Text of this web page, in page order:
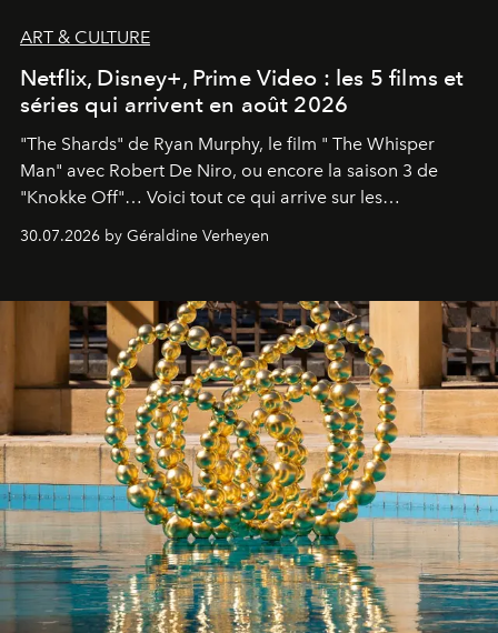
ART & CULTURE
Netflix, Disney+, Prime Video : les 5 films et
séries qui arrivent en août 2026
"The Shards" de Ryan Murphy, le film " The Whisper
Man" avec Robert De Niro, ou encore la saison 3 de
"Knokke Off"… Voici tout ce qui arrive sur les
plateformes de streaming en août 2026.
30.07.2026 by Géraldine Verheyen